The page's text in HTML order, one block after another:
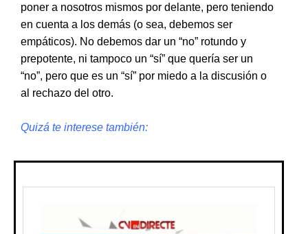
poner a nosotros mismos por delante, pero teniendo
en cuenta a los demás (o sea, debemos ser
empáticos). No debemos dar un “no” rotundo y
prepotente, ni tampoco un “sí” que quería ser un
“no”, pero que es un “sí” por miedo a la discusión o
al rechazo del otro.
Quizá te interese también: